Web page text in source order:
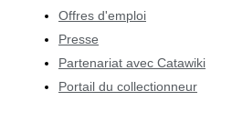
Offres d'emploi
Presse
Partenariat avec Catawiki
Portail du collectionneur